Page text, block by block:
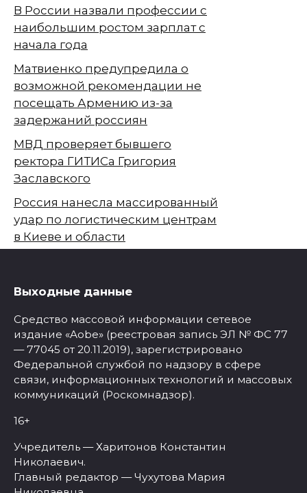
В России назвали профессии с
наибольшим ростом зарплат с
начала года
Матвиенко предупредила о
возможной рекомендации не
посещать Армению из-за
задержаний россиян
МВД проверяет бывшего
ректора ГИТИСа Григория
Заславского
Россия нанесла массированный
удар по логистическим центрам
в Киеве и области
Выходные данные
Средство массовой информации сетевое
издание «Aobe» (реестровая запись ЭЛ № ФС 77
— 77045 от 20.11.2019), зарегистрировано
Федеральной службой по надзору в сфере
связи, информационных технологий и массовых
коммуникаций (Роскомнадзор).
16+
Учредитель — Харитонов Константин
Николаевич.
Главный редактор — Чухутова Мария